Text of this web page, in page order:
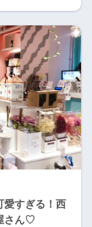
愛すぎる！西
さん♡